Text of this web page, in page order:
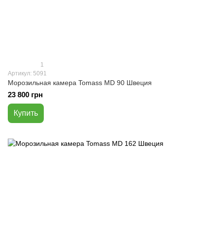
1
Артикул: 5091
Морозильная камера Tomass MD 90 Швеция
23 800 грн
Купить